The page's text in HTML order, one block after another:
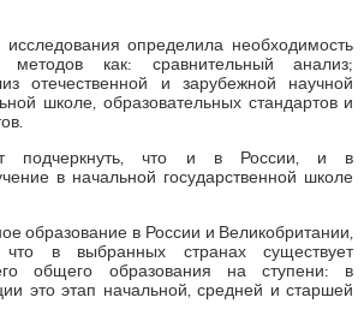
определила необходимость
методов как: сравнительный анализ;
отечественной и зарубежной научной
школе, образовательных стандартов и
подчеркнуть, что и в России, и в
в начальной государственной школе
образование в России и Великобритании,
что в выбранных странах существует
общего образования на ступени: в
это этап начальной, средней и старшей